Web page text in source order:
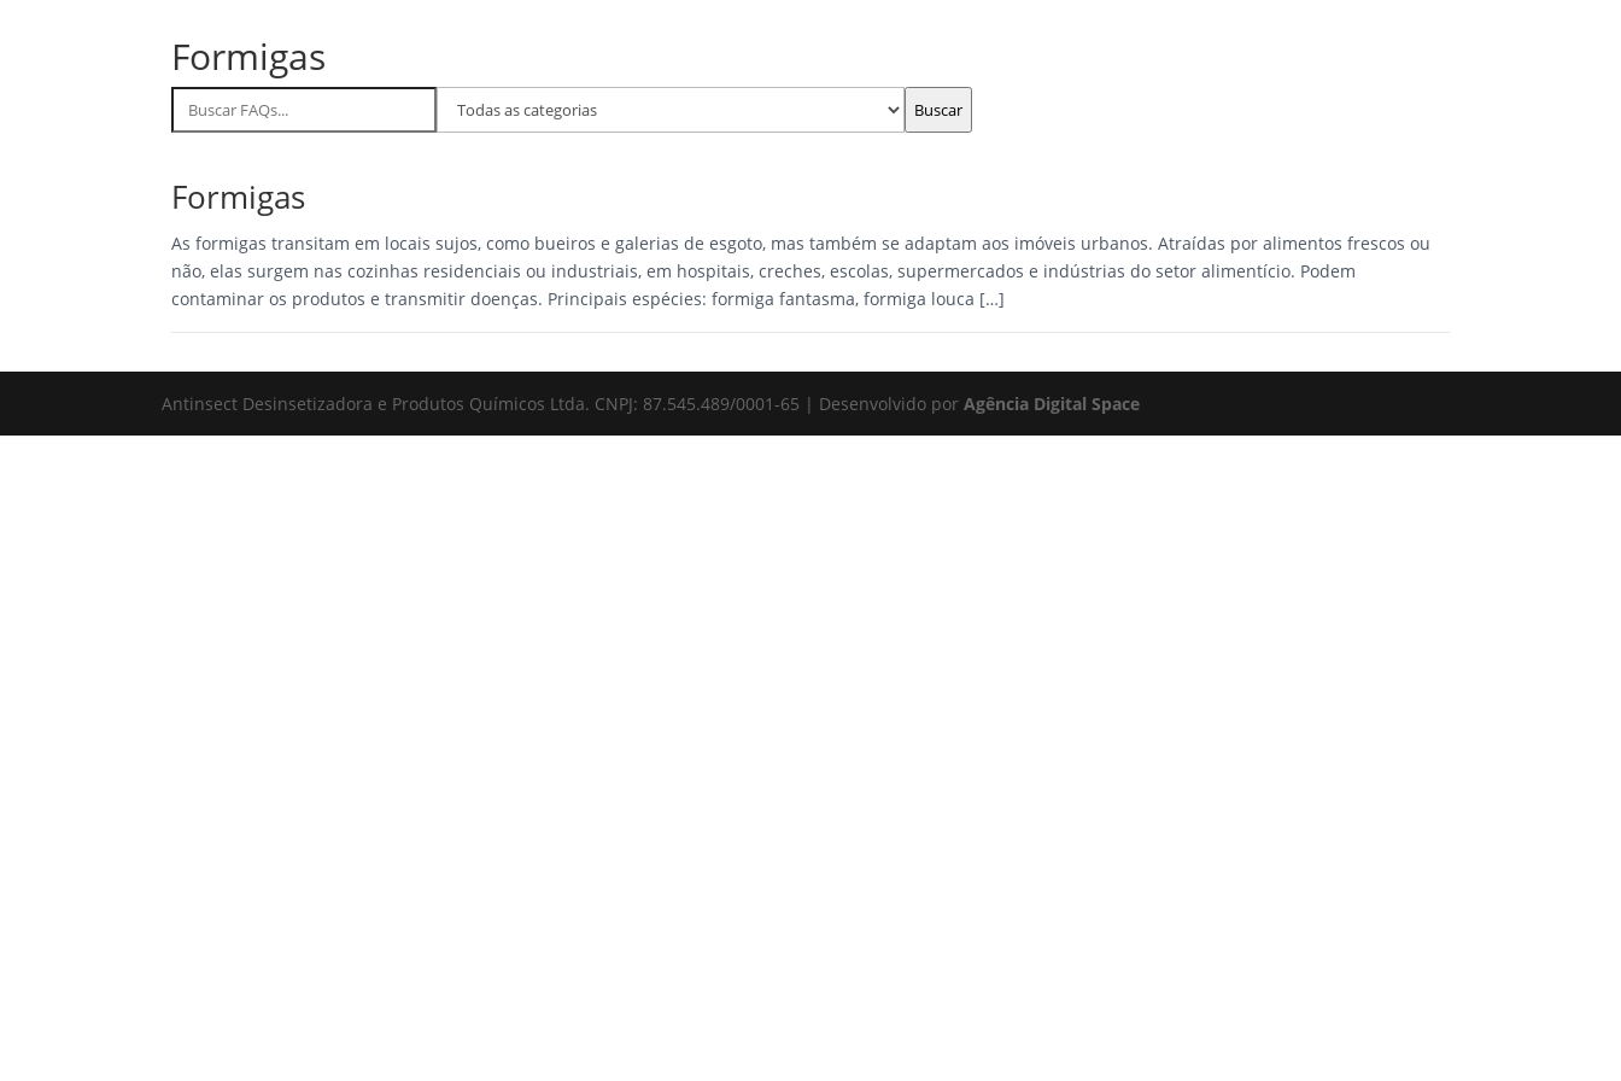
Formigas
Buscar
FAQs
Filtrar
por
Buscar
Formigas
As formigas transitam em locais sujos, como bueiros e galerias de esgoto, mas também se adaptam aos imóveis urbanos. Atraídas por alimentos frescos ou
não, elas surgem nas cozinhas residenciais ou industriais, em hospitais, creches, escolas, supermercados e indústrias do setor alimentício. Podem
contaminar os produtos e transmitir doenças. Principais espécies: formiga fantasma, formiga louca […]
Antinsect Desinsetizadora e Produtos Químicos Ltda. CNPJ: 87.545.489/0001-65 | Desenvolvido porAgência Digital Space